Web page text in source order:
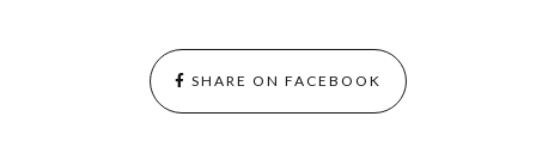
SHARE ON FACEBOOK